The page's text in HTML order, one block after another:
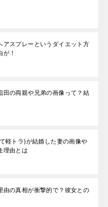
アスプレーというダイエット方
！
田の両親や兄弟の画像って？結
軽トラ)が結婚した妻の画像や
理由とは
由の真相が衝撃的で？彼女との